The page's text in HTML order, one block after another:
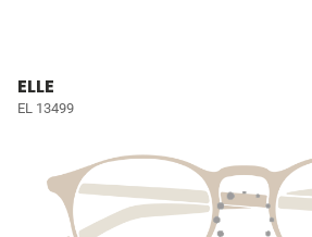
ELLE
EL 13499